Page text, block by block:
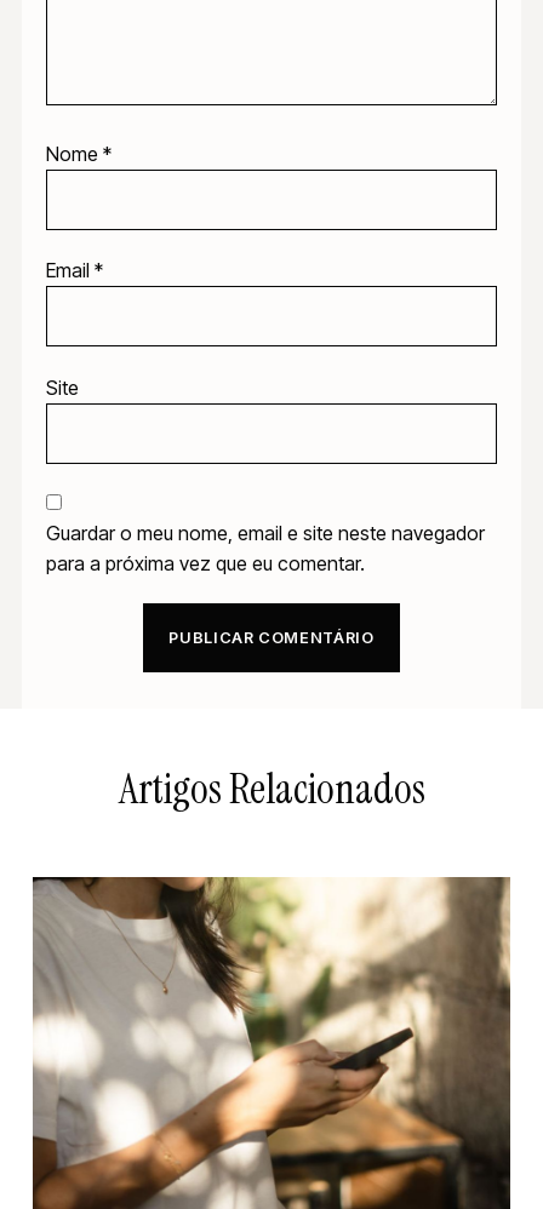
Nome *
Email *
Site
Guardar o meu nome, email e site neste navegador
para a próxima vez que eu comentar.
Artigos Relacionados